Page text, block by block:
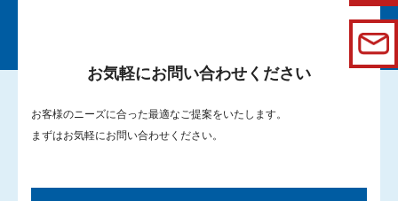
お気軽にお問い合わせください
お客様のニーズに合った最適なご提案をいたします。
まずはお気軽にお問い合わせください。